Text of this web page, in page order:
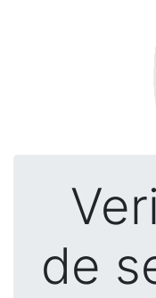
de